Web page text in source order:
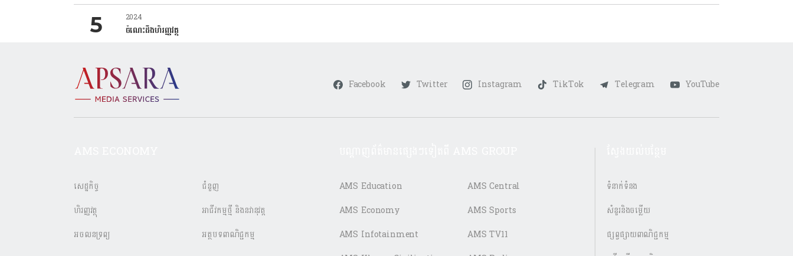
2024
ចំណេះដឹងហិរញ្ញវត្ថុ
Facebook Twitter Instagram TikTok Telegram YouTube
សេដ្ឋកិច្ច
ហិរញ្ញវត្ថុ
អចលនទ្រព្យ
ជំនួញ
អាជីវកម្មថ្មី និងនវានុវត្ត
អត្ថបទពាណិជ្ជកម្ម
AMS Education
AMS Economy
AMS Infotainment
AMS Central
AMS Sports
AMS TV11
ទំនាក់ទំនង
សំនួរនិងចម្លើយ
ផ្សព្វផ្សាយពាណិជ្ជកម្ម